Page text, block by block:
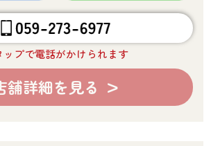
プで電話がかけられます
舗詳細を見る